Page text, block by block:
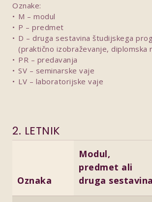
Oznake:
M – modul
P – predmet
D – druga sestavina študijskega
(praktično izobraževanje, diplomska
PR – predavanja
SV – seminarske vaje
LV – laboratorijske vaje
2. LETNIK
Oznaka
Modul,
predmet ali
druga sestavina